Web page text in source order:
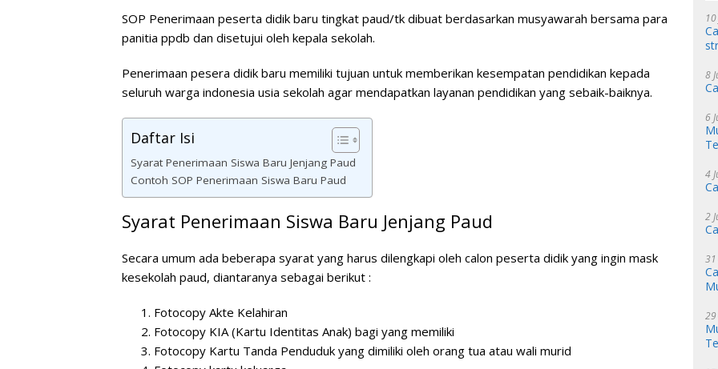
SOP Penerimaan peserta didik baru tingkat paud/tk dibuat berdasarkan musyawarah bersama para
panitia ppdb dan disetujui oleh kepala sekolah.
Penerimaan pesera didik baru memiliki tujuan untuk memberikan kesempatan pendidikan kepada
seluruh warga indonesia usia sekolah agar mendapatkan layanan pendidikan yang sebaik-baiknya.
Daftar Isi
Syarat Penerimaan Siswa Baru Jenjang Paud
Contoh SOP Penerimaan Siswa Baru Paud
Syarat Penerimaan Siswa Baru Jenjang Paud
Secara umum ada beberapa syarat yang harus dilengkapi oleh calon peserta didik yang ingin mask
kesekolah paud, diantaranya sebagai berikut :
Fotocopy Akte Kelahiran
Fotocopy KIA (Kartu Identitas Anak) bagi yang memiliki
Fotocopy Kartu Tanda Penduduk yang dimiliki oleh orang tua atau wali murid
8
6
4
2